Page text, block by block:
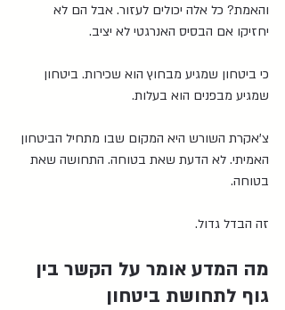
והאמת? כל אלה יכולים לעזור. אבל הם לא
יחזיקו אם הבסיס האנרגטי לא יציב.
כי ביטחון שמגיע מבחוץ הוא שכירות. ביטחון
שמגיע מבפנים הוא בעלות.
צ'אקרת השורש היא המקום שבו מתחיל הביטחון
האמיתי. לא הדעת שאת בטוחה. התחושה שאת
בטוחה.
זה הבדל גדול.
מה המדע אומר על הקשר בין
גוף לתחושת ביטחון